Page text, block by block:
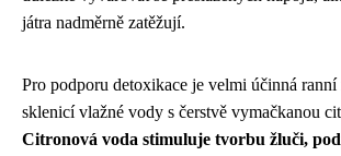
játra nadměrně zatěžují.
Pro podporu detoxikace je velmi účinná
sklenicí vlažné vody s čerstvě vymačkanou
Citronová voda stimuluje tvorbu žluči,